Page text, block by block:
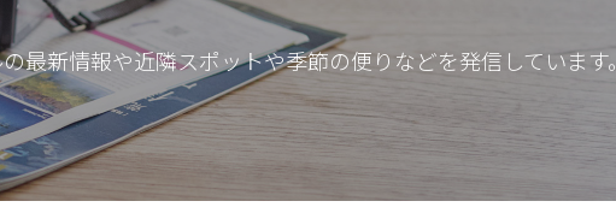
最新情報や近隣スポットや季節の便りなどを発信しています。